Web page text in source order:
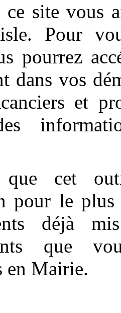
ce site vous
Pour
pourrez
dans vos
et
cet
pour le
déjà
que
en Mairie.